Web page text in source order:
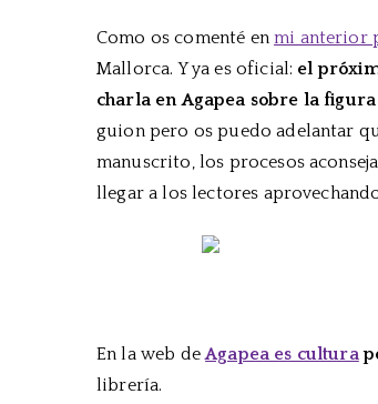
Como os comenté enmi anterior
Mallorca. Y ya es oficial: el
charla en Agapea sobre la
guion pero os puedo adelantar
manuscrito, los procesos
llegar a los lectores
En la web deAgapea es cultura
librería.